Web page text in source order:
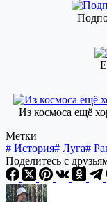
Из космоса ещё
Метки
# История# Луга#
Поделитесь с